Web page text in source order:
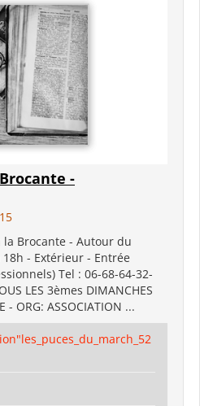
-
la Brocante - Autour du
- Extérieur - Entrée
Tel : 06-68-64-32-
LES 3èmes DIMANCHES
- ORG: ASSOCIATION ...